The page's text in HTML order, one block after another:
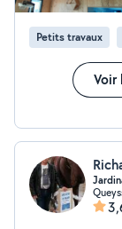
Petits travaux
Voir